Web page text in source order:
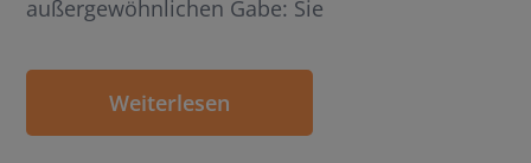
außergewöhnlichen Gabe: Sie
Weiterlesen